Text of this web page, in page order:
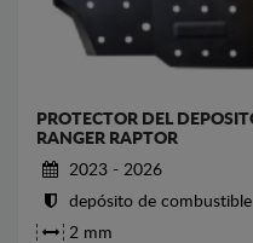
PROTECTOR DEL
RANGER RAPTOR
2023 - 2026
depósito de combustible
2 mm